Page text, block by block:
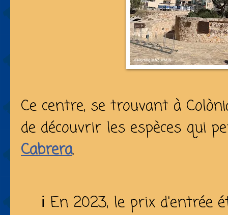
Ce centre, se trouvant à
de découvrir les espèces qui
Cabrera.
ℹ️ En 2023, le prix d'entrée